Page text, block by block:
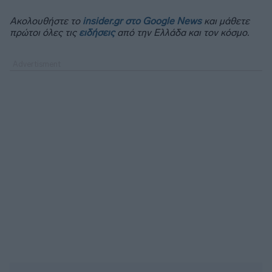
Ακολουθήστε το insider.gr στο Google Newsκαι μάθετε
πρώτοι όλες τις ειδήσειςαπό την Ελλάδα και τον κόσμο.